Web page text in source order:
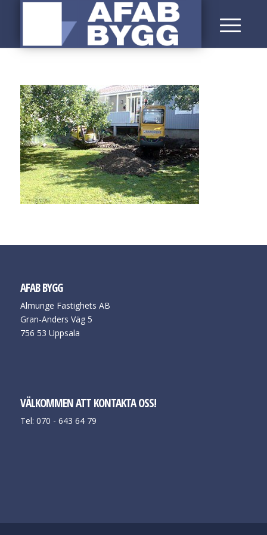
AFAB BYGG
Almunge Fastighets AB
Gran-Anders Väg 5
756 53 Uppsala
VÄLKOMMEN ATT KONTAKTA OSS!
Tel: 070 - 643 64 79